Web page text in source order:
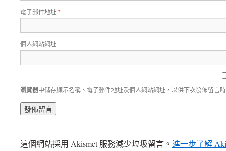
電子郵件地址*
個人網站網址
瀏覽器中儲存顯示名稱、電子郵件地址及個人網站網址，以供下次發佈留言
這個網站採用 Akismet 服務減少垃圾留言。 進一步了解